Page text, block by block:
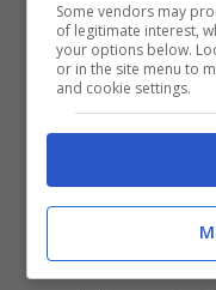
La nuova Opel
basata sulla
un’evoluzione
Some vendors may
of legitimate interest,
your options below.
or in the site menu to
and cookie settings.